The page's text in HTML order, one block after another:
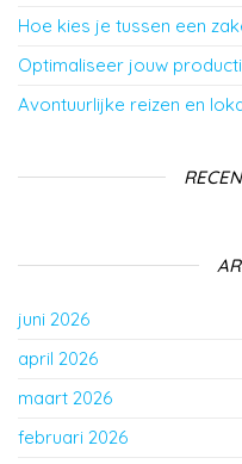
Hoe kies je tussen een
Optimaliseer jouw
Avontuurlijke reizen en
juni 2026
april 2026
maart 2026
februari 2026